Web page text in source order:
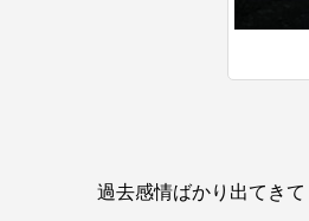
過去感情ばかり出てきて